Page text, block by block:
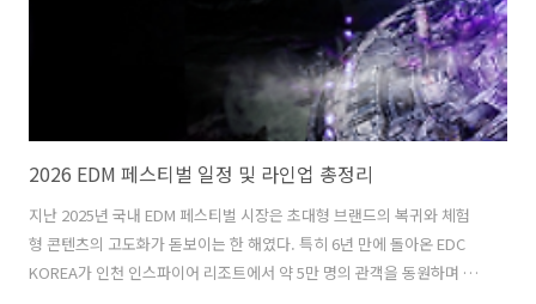
2026 EDM 페스티벌 일정 및 라인업 총정리
지난 2025년 국내 EDM 페스티벌 시장은 초대형 브랜드의 복귀와 체험
형 콘텐츠의 고도화가 돋보이는 한 해였다. 특히 6년 만에 돌아온 EDC
KOREA가 인천 인스파이어 리조트에서 약 5만 명의 관객을 동원하며 영